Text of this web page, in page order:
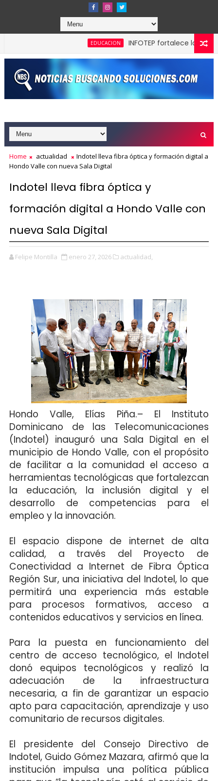
EDUCACION
INFOTEP fortalece la cultura
máxima calificación crediticia AAA.do de Moody's Local RD
Home actualidad
Indotel lleva fibra óptica y formación digital a
Hondo Valle con nueva Sala Digital
Indotel lleva fibra óptica y
formación digital a Hondo Valle con
nueva Sala Digital
Felipe Montilla enero 27, 2026 actualidad,
Hondo Valle, Elías Piña.– El Instituto
Dominicano de las Telecomunicaciones
(Indotel) inauguró una Sala Digital en el
municipio de Hondo Valle, con el propósito
de facilitar a la comunidad el acceso a
herramientas tecnológicas que fortalezcan
la educación, la inclusión digital y el
desarrollo de competencias para el
empleo y la innovación.
El espacio dispone de internet de alta
calidad, a través del Proyecto de
Conectividad a Internet de Fibra Óptica
Región Sur, una iniciativa del Indotel, lo que
permitirá una experiencia más estable
para procesos formativos, acceso a
contenidos educativos y servicios en línea.
Para la puesta en funcionamiento del
centro de acceso tecnológico, el Indotel
donó equipos tecnológicos y realizó la
adecuación de la infraestructura
necesaria, a fin de garantizar un espacio
apto para capacitación, aprendizaje y uso
comunitario de recursos digitales.
El presidente del Consejo Directivo de
Indotel, Guido Gómez Mazara, afirmó que la
institución impulsa una política pública